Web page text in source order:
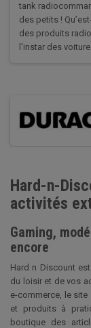
tank
des petits !
des produits
l’instar des
Hard-n-
activités
Gaming,
encore
Hard n Discount
du loisir et de vos
e-commerce, le
et produits à
boutique des